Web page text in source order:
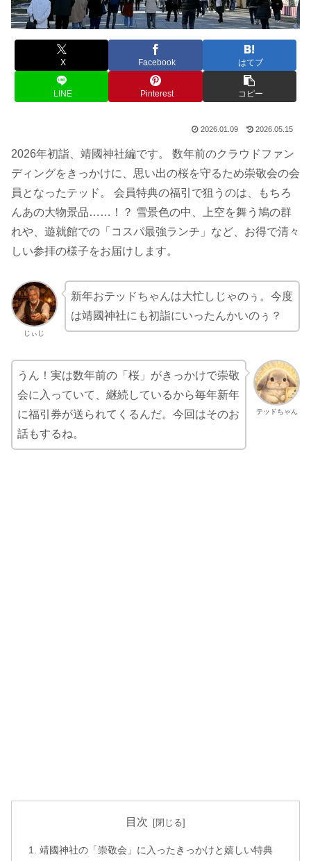
X Facebook はてブ
LINE Pinterest コピー
2026.01.09 2026.05.15
2026年初詣、靖國神社編です。 数年前のクラウドファン
ディングをきっかけに、思い出の桜を守るため崇敬会の会
員となったテッド。 会員特典の福引で狙うのは、もちろ
んあの大物景品……！？ 雪景色の中、上空を舞う鳩の群
れや、遊就館での「コスパ最強ランチ」など、お得で清々
しい参拝の様子をお届けします。
じぃじ
新年おテッドちゃんは大忙しじゃのぅ。今度
は靖國神社にも初詣にいったんかいのぅ？
テッドちゃん
うん！実は数年前の「桜」がきっかけで崇敬
会に入っていて、継続しているから毎年新年
に福引券が送られてくるんだ。今回はそのお
話もするね。
目次
靖國神社の「崇敬会」に入ったきっかけと嬉しい特典